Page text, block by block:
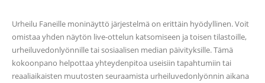
Urheilu Faneille moninäyttö järjestelmä on erittäin hyödyllinen. Voit
omistaa yhden näytön live-ottelun katsomiseen ja toisen tilastoille,
urheiluvedonlyönnille tai sosiaalisen median päivityksille. Tämä
kokoonpano helpottaa yhteydenpitoa useisiin tapahtumiin tai
reaaliaikaisten muutosten seuraamista urheiluvedonlyönnin aikana